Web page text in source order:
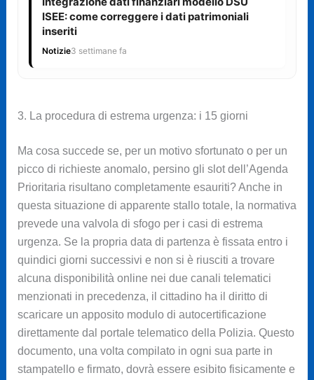
ISEE: come correggere i dati patrimoniali
inseriti
Notizie3 settimane fa
3. La procedura di estrema urgenza: i 15 giorni
Ma cosa succede se, per un motivo sfortunato o per un
picco di richieste anomalo, persino gli slot dell’Agenda
Prioritaria risultano completamente esauriti? Anche in
questa situazione di apparente stallo totale, la normativa
prevede una valvola di sfogo per i casi di estrema
urgenza. Se la propria data di partenza è fissata entro i
quindici giorni successivi e non si è riusciti a trovare
alcuna disponibilità online nei due canali telematici
menzionati in precedenza, il cittadino ha il diritto di
scaricare un apposito modulo di autocertificazione
direttamente dal portale telematico della Polizia. Questo
documento, una volta compilato in ogni sua parte in
stampatello e firmato, dovrà essere esibito fisicamente e